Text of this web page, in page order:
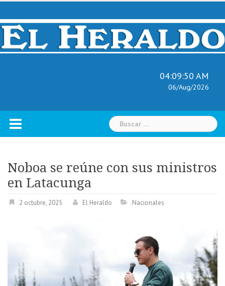
Skip
content
04:09:51 AM
06/Aug/2026
Buscar:
Noboa se reúne con sus ministros
en Latacunga
2 octubre, 2025 El Heraldo Nacionales